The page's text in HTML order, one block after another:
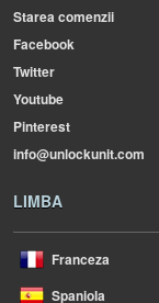
Starea comenzii
Facebook
Twitter
Youtube
Pinterest
info@unlockunit.com
LIMBA
Franceza
Spaniola